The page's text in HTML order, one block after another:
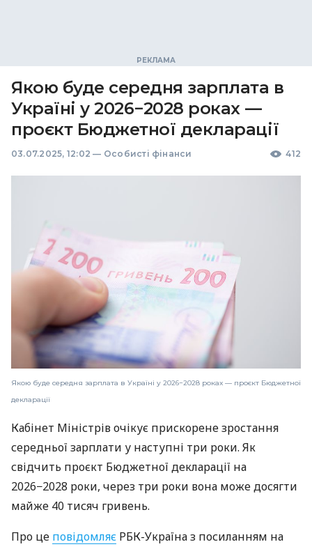
Якою буде середня зарплата в
Україні у 2026−2028 роках —
проєкт Бюджетної декларації
03.07.2025, 12:02 — Особисті фінанси 412
Якою буде середня зарплата в Україні у 2026−2028 роках — проєкт Бюджетної
декларації
Кабінет Міністрів очікує прискорене зростання
середньої зарплати у наступні три роки. Як
свідчить проєкт Бюджетної декларації на
2026−2028 роки, через три роки вона може досягти
майже 40 тисяч гривень.
Про це повідомляє РБК-Україна з посиланням на